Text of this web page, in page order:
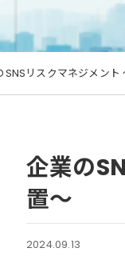
SNSリスクマネジメン
企業の
置〜
2024.09.13